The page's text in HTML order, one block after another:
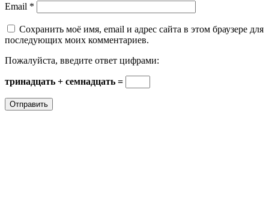
Email *
Сохранить моё имя, email и адрес сайта в этом браузере для
последующих моих комментариев.
Пожалуйста, введите ответ цифрами:
тринадцать + семнадцать =